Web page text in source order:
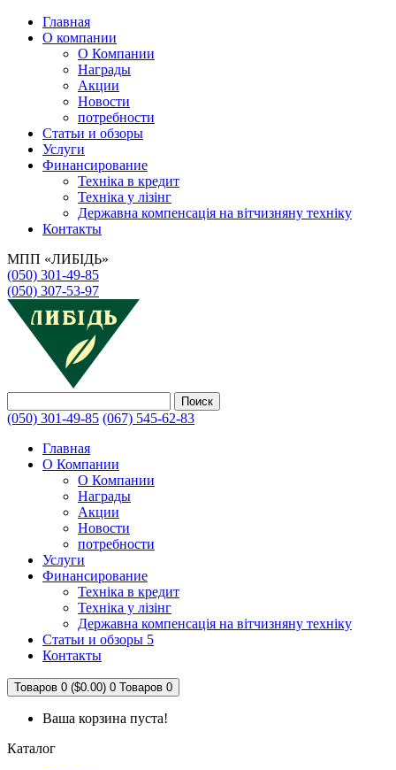
Главная
О компании
О Компании
Награды
Акции
Новости
потребности
Статьи и обзоры
Услуги
Финансирование
Техніка в кредит
Техніка у лізінг
Державна компенсація на вітчизняну техніку
Контакты
МПП «ЛИБІДЬ»
(050) 301-49-85
(050) 307-53-97
Поиск
(050) 301-49-85 (067) 545-62-83
Главная
О Компании
О Компании
Награды
Акции
Новости
потребности
Услуги
Финансирование
Техніка в кредит
Техніка у лізінг
Державна компенсація на вітчизняну техніку
Статьи и обзоры 5
Контакты
Товаров 0 ($0.00) 0 Товаров 0
Ваша корзина пуста!
Каталог